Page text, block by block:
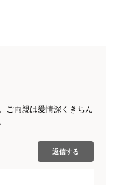
ご両親は愛情深くきちん
返信する